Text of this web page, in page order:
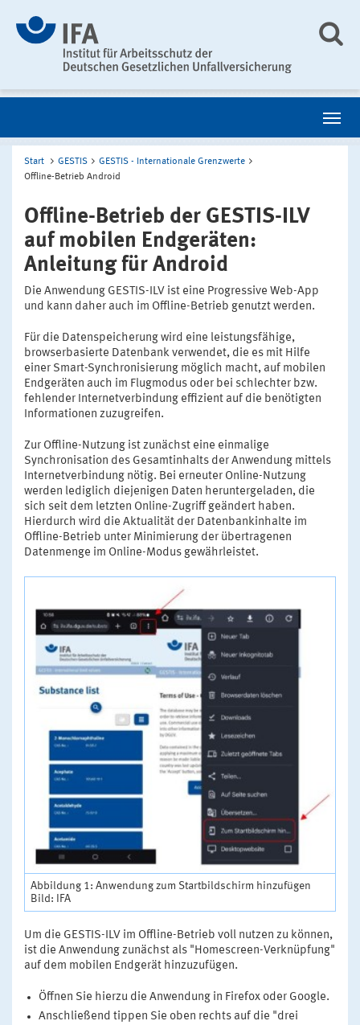
Start GESTIS
GESTIS - Internationale Grenzwerte
Offline-Betrieb Android
Offline-Betrieb der GESTIS-ILV
auf mobilen Endgeräten:
Anleitung für Android
Die Anwendung GESTIS-ILV ist eine Progressive Web-App
und kann daher auch im Offline-Betrieb genutzt werden.
Für die Datenspeicherung wird eine leistungsfähige,
browserbasierte Datenbank verwendet, die es mit Hilfe
einer Smart-Synchronisierung möglich macht, auf mobilen
Endgeräten auch im Flugmodus oder bei schlechter bzw.
fehlender Internetverbindung effizient auf die benötigten
Informationen zuzugreifen.
Zur Offline-Nutzung ist zunächst eine einmalige
Synchronisation des Gesamtinhalts der Anwendung mittels
Internetverbindung nötig. Bei erneuter Online-Nutzung
werden lediglich diejenigen Daten heruntergeladen, die
sich seit dem letzten Online-Zugriff geändert haben.
Hierdurch wird die Aktualität der Datenbankinhalte im
Offline-Betrieb unter Minimierung der übertragenen
Datenmenge im Online-Modus gewährleistet.
Abbildung 1: Anwendung zum Startbildschirm hinzufügen
Bild: IFA
Um die GESTIS-ILV im Offline-Betrieb voll nutzen zu können,
ist die Anwendung zunächst als "Homescreen-Verknüpfung"
auf dem mobilen Endgerät hinzuzufügen.
Öffnen Sie hierzu die Anwendung in Firefox oder Google.
Anschließend tippen Sie oben rechts auf die "drei